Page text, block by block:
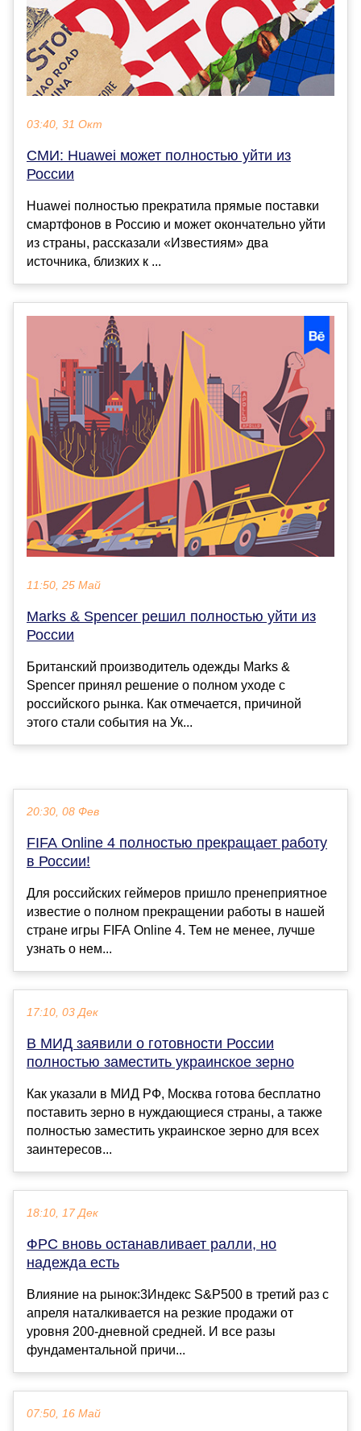
03:40, 31 Окт
СМИ: Huawei может полностью уйти из
России
Huawei полностью прекратила прямые поставки
смартфонов в Россию и может окончательно уйти
из страны, рассказали «Известиям» два
источника, близких к ...
11:50, 25 Май
Marks & Spencer решил полностью уйти из
России
Британский производитель одежды Marks &
Spencer принял решение о полном уходе с
российского рынка. Как отмечается, причиной
этого стали события на Ук...
20:30, 08 Фев
FIFA Online 4 полностью прекращает работу
в России!
Для российских геймеров пришло пренеприятное
известие о полном прекращении работы в нашей
стране игры FIFA Online 4. Тем не менее, лучше
узнать о нем...
17:10, 03 Дек
В МИД заявили о готовности России
полностью заместить украинское зерно
Как указали в МИД РФ, Москва готова бесплатно
поставить зерно в нуждающиеся страны, а также
полностью заместить украинское зерно для всех
заинтересов...
18:10, 17 Дек
ФРС вновь останавливает ралли, но
надежда есть
Влияние на рынок:3Индекс S&P500 в третий раз с
апреля наталкивается на резкие продажи от
уровня 200-дневной средней. И все разы
фундаментальной причи...
07:50, 16 Май